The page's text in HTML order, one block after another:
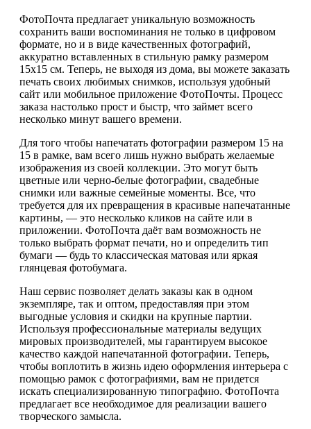
ФотоПочта предлагает уникальную возможность
сохранить ваши воспоминания не только в цифровом
формате, но и в виде качественных фотографий,
аккуратно вставленных в стильную рамку размером
15х15 см. Теперь, не выходя из дома, вы можете заказать
печать своих любимых снимков, используя удобный
сайт или мобильное приложение ФотоПочты. Процесс
заказа настолько прост и быстр, что займет всего
несколько минут вашего времени.
Для того чтобы напечатать фотографии размером 15 на
15 в рамке, вам всего лишь нужно выбрать желаемые
изображения из своей коллекции. Это могут быть
цветные или черно-белые фотографии, свадебные
снимки или важные семейные моменты. Все, что
требуется для их превращения в красивые напечатанные
картины, — это несколько кликов на сайте или в
приложении. ФотоПочта даёт вам возможность не
только выбрать формат печати, но и определить тип
бумаги — будь то классическая матовая или яркая
глянцевая фотобумага.
Наш сервис позволяет делать заказы как в одном
экземпляре, так и оптом, предоставляя при этом
выгодные условия и скидки на крупные партии.
Используя профессиональные материалы ведущих
мировых производителей, мы гарантируем высокое
качество каждой напечатанной фотографии. Теперь,
чтобы воплотить в жизнь идею оформления интерьера с
помощью рамок с фотографиями, вам не придется
искать специализированную типографию. ФотоПочта
предлагает все необходимое для реализации вашего
творческого замысла.